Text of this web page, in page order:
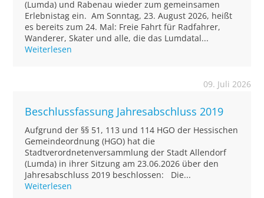
(Lumda) und Rabenau wieder zum gemeinsamen
Erlebnistag ein. Am Sonntag, 23. August 2026, heißt
es bereits zum 24. Mal: Freie Fahrt für Radfahrer,
Wanderer, Skater und alle, die das Lumdatal...
Weiterlesen
09. Juli 2026
Beschlussfassung Jahresabschluss 2019
Aufgrund der §§ 51, 113 und 114 HGO der Hessischen
Gemeindeordnung (HGO) hat die
Stadtverordnetenversammlung der Stadt Allendorf
(Lumda) in ihrer Sitzung am 23.06.2026 über den
Jahresabschluss 2019 beschlossen: Die...
Weiterlesen